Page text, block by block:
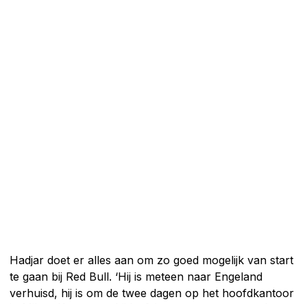
Hadjar doet er alles aan om zo goed mogelijk van start
te gaan bij Red Bull. ‘Hij is meteen naar Engeland
verhuisd, hij is om de twee dagen op het hoofdkantoor